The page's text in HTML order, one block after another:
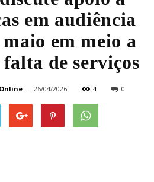
em audiência
em meio a
de serviços
- 26/04/2026 4 0